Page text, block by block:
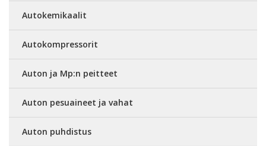
Autokemikaalit
Autokompressorit
Auton ja Mp:n peitteet
Auton pesuaineet ja vahat
Auton puhdistus